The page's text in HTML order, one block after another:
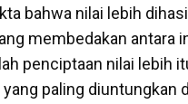
bahwa nilai lebih
membedakan antara
penciptaan nilai lebih
paling diuntungkan